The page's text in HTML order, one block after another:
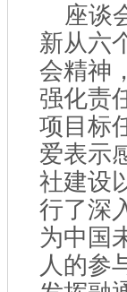
座谈
新从六
会精神
强化责
项目标
爱表示
社建设
行了深
为中国
人的参